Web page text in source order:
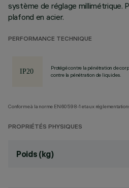
système de réglage millimétrique.
plafond en acier.
PERFORMANCE TECHNIQUE
Protégé contre la pénétration de
contre la pénétration de liquides.
Conforme à la norme EN60598-1 et aux
PROPRIÉTÉS PHYSIQUES
Poids (kg)